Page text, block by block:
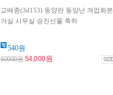
교배종(3d153) 동양란 동양난 개업화분
거실 사무실 승진선물 축하
540원
60000원 54,000원